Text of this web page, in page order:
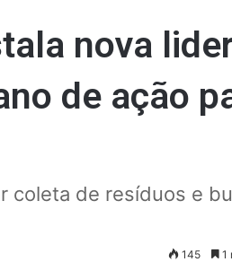
nova
de ação
coleta de resíduos e
145 1